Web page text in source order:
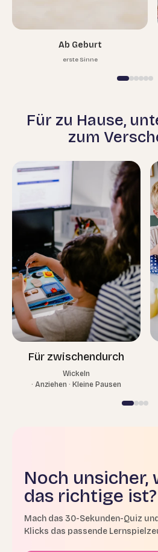
Ab Geburt
erste Sinne
Für zu Hause,
zum
Für zwischendurch
Wickeln
· Anziehen · Kleine Pausen
Noch unsicher,
das richtige ist?
Mach das 30-Sekunden-Quiz
Klicks das passende